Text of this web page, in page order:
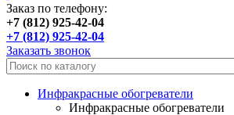
Заказ по телефону:
+7 (812) 925-42-04
+7 (812) 925-42-04
Заказать звонок
Инфракрасные обогреватели
Инфракрасные обогреватели